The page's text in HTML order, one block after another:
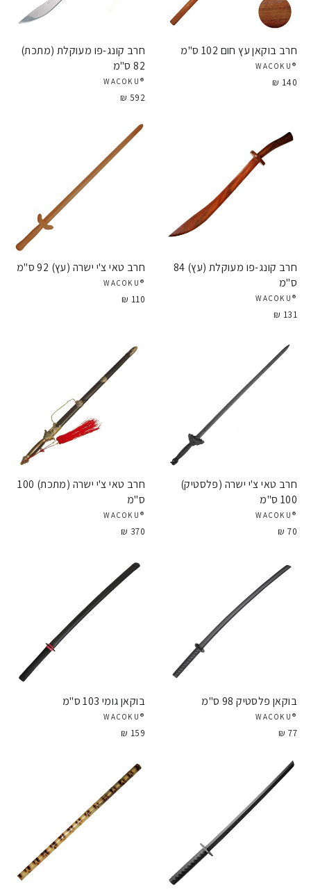
חרב בוקאן עץ חום 102 ס"מ
®WACOKU
140 ₪
חרב קונג-פו מעוקלת (מתכת)
82 ס"מ
®WACOKU
592 ₪
חרב קונג-פו מעוקלת (עץ) 84
ס"מ
®WACOKU
131 ₪
חרב טאי צ'י ישרה (עץ) 92 ס"מ
®WACOKU
110 ₪
חרב טאי צ'י ישרה (פלסטיק)
100 ס"מ
®WACOKU
70 ₪
חרב טאי צ'י ישרה (מתכת) 100
ס"מ
®WACOKU
370 ₪
בוקאן פלסטיק 98 ס"מ
®WACOKU
77 ₪
בוקאן גומי 103 ס"מ
®WACOKU
159 ₪